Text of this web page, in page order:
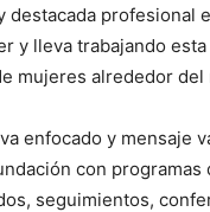
destacada profesional
y lleva trabajando
mujeres alrededor del
enfocado y mensaje
con
seguimientos,